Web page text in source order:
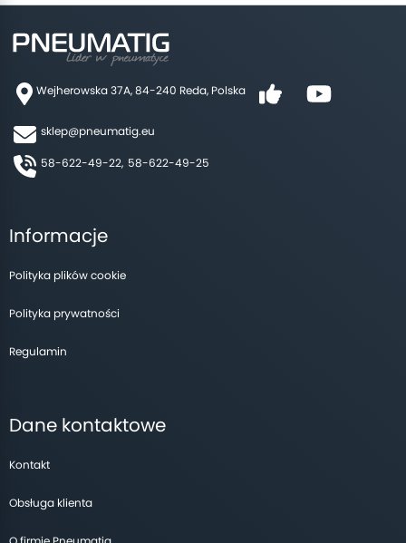
Wejherowska 37A, 84-240 Reda, Polska
sklep@pneumatig.eu
58-622-49-22, 58-622-49-25
Informacje
Polityka plików cookie
Polityka prywatności
Regulamin
Dane kontaktowe
Kontakt
Obsługa klienta